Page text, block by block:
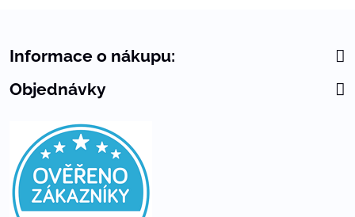
Informace o nákupu:
Objednávky